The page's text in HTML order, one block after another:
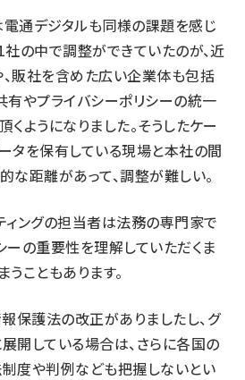
電通デジタルも同様の課題を感じ
の中で調整ができていたのが、近
販社を含めた広い企業体も包括
有やプライバシーポリシーの統一
くようになりました。そうしたケー
タを保有している現場と本社の間
な距離があって、調整が難しい。
ィングの担当者は法務の専門家で
ーの重要性を理解していただくま
こともあります。
保護法の改正がありましたし、グ
開している場合は、さらに各国の
度や判例なども把握しないとい